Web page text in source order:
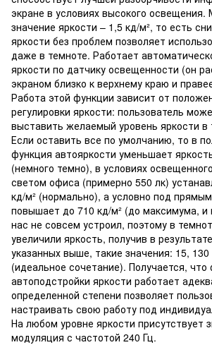
экране в условиях высокого
значение яркости – 1,5 кд/м², то есть
яркости без проблем позволяет
даже в темноте. Работает
яркости по датчику освещенности (он
экраном близко к верхнему краю и
Работа этой функции зависит от
регулировки яркости: пользователь
выставить желаемый уровень яркости в
Если оставить все по умолчанию, то в
функция автояркости уменьшает
(немного темно), в условиях
светом офиса (примерно 550 лк)
кд/м² (нормально), а условно под
повышает до 710 кд/м² (до максимума, и
нас не совсем устроил, поэтому в
увеличили яркость, получив в
указанных выше, такие значения: 15, 130
(идеальное сочетание). Получается, что
автоподстройки яркости работает
определенной степени позволяет
настраивать свою работу под
На любом уровне яркости присутствует
модуляция с частотой 240 Гц.